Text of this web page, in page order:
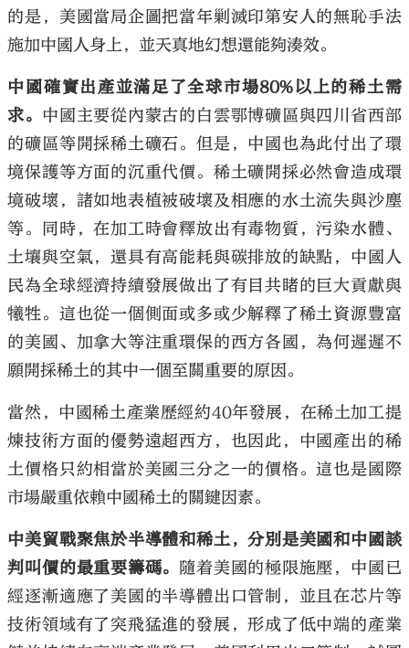
的是，美國當局企圖把當年剿滅印第安人的無恥手法
施加中國人身上，並天真地幻想還能夠湊效。
中國確實出產並滿足了全球市場80%以上的稀土需
求。 中國主要從內蒙古的白雲鄂博礦區與四川省西部
的礦區等開採稀土礦石。但是，中國也為此付出了環
境保護等方面的沉重代價。稀土礦開採必然會造成環
境破壞，諸如地表植被破壞及相應的水土流失與沙塵
等。同時，在加工時會釋放出有毒物質，污染水體、
土壤與空氣，還具有高能耗與碳排放的缺點，中國人
民為全球經濟持續發展做出了有目共睹的巨大貢獻與
犧牲。這也從一個側面或多或少解釋了稀土資源豐富
的美國、加拿大等注重環保的西方各國，為何遲遲不
願開採稀土的其中一個至關重要的原因。
當然，中國稀土產業歷經約40年發展，在稀土加工提
煉技術方面的優勢遠超西方，也因此，中國產出的稀
土價格只約相當於美國三分之一的價格。這也是國際
市場嚴重依賴中國稀土的關鍵因素。
中美貿戰聚焦於半導體和稀土，分別是美國和中國談
判叫價的最重要籌碼。 隨着美國的極限施壓，中國已
經逐漸適應了美國的半導體出口管制，並且在芯片等
技術領域有了突飛猛進的發展，形成了低中端的產業